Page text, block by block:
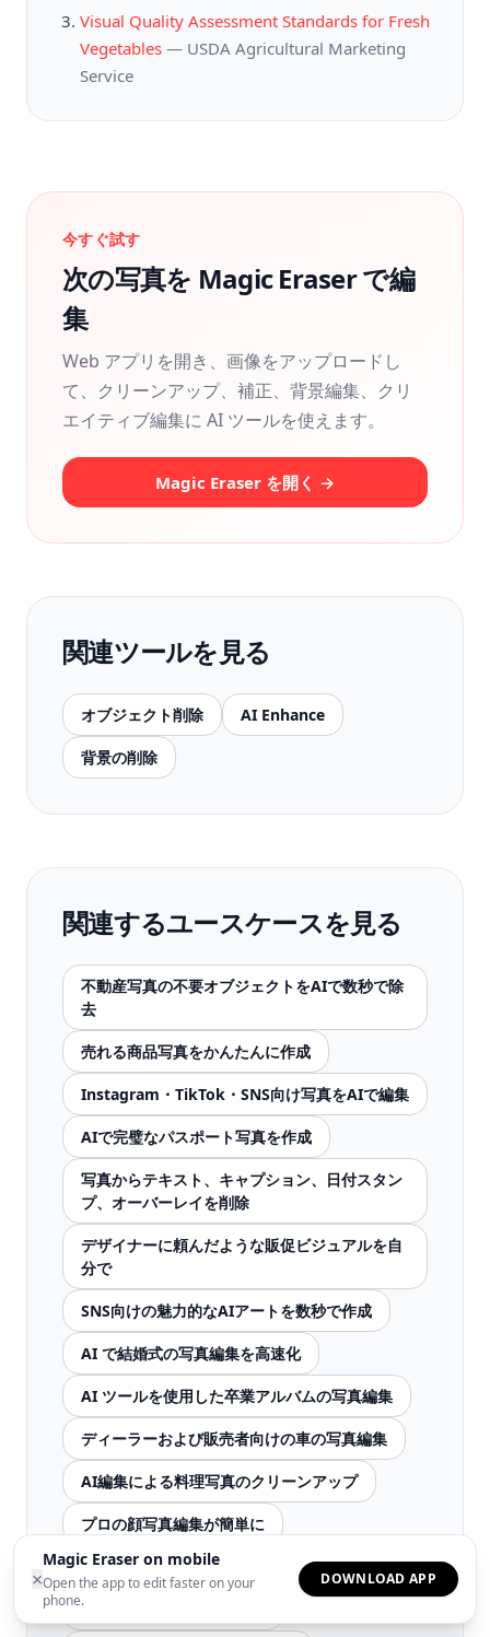
×
Magic Eraser on mobile
Open the app to edit faster on your
phone.
DOWNLOAD APP
Visual Quality Assessment Standards for Fresh
Vegetables — USDA Agricultural Marketing
Service
今すぐ試す
次の写真を Magic Eraser で編
集
Web アプリを開き、画像をアップロードし
て、クリーンアップ、補正、背景編集、クリ
エイティブ編集に AI ツールを使えます。
Magic Eraser を開く →
関連ツールを見る
オブジェクト削除 AI Enhance
背景の削除
関連するユースケースを見る
不動産写真の不要オブジェクトをAIで数秒で除
去
売れる商品写真をかんたんに作成
Instagram・TikTok・SNS向け写真をAIで編集
AIで完璧なパスポート写真を作成
写真からテキスト、キャプション、日付スタン
プ、オーバーレイを削除
デザイナーに頼んだような販促ビジュアルを自
分で
SNS向けの魅力的なAIアートを数秒で作成
AI で結婚式の写真編集を高速化
AI ツールを使用した卒業アルバムの写真編集
ディーラーおよび販売者向けの車の写真編集
AI編集による料理写真のクリーンアップ
プロの顔写真編集が簡単に
AIツールを使ったペットの写真編集
AIによる仮想ステージング